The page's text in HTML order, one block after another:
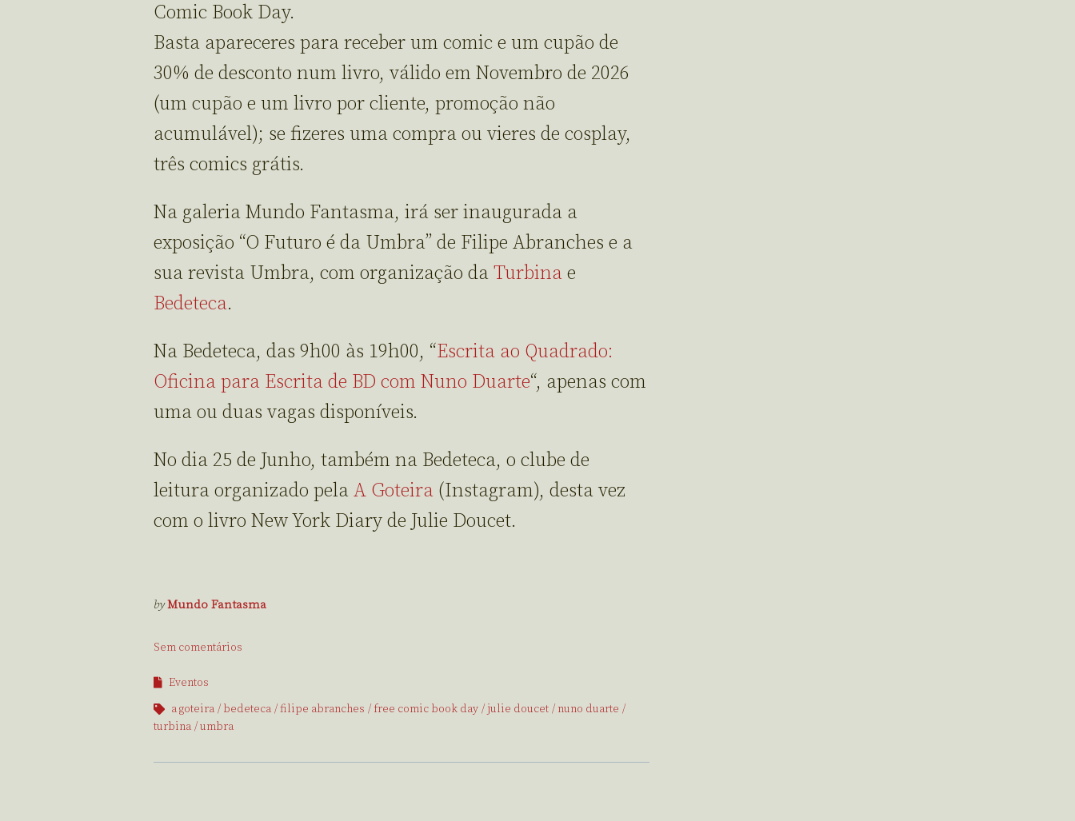
Comic Book Day.
Basta apareceres para receber um comic e um cupão de
30% de desconto num livro, válido em Novembro de 2026
(um cupão e um livro por cliente, promoção não
acumulável); se fizeres uma compra ou vieres de cosplay,
três comics grátis.
Na galeria Mundo Fantasma, irá ser inaugurada a
exposição “O Futuro é da Umbra” de Filipe Abranches e a
sua revista Umbra, com organização da Turbina e
Bedeteca.
Na Bedeteca, das 9h00 às 19h00, “Escrita ao Quadrado:
Oficina para Escrita de BD com Nuno Duarte“, apenas com
uma ou duas vagas disponíveis.
No dia 25 de Junho, também na Bedeteca, o clube de
leitura organizado pela A Goteira (Instagram), desta vez
com o livro New York Diary de Julie Doucet.
byMundo Fantasma
Sem comentários
Eventos
a goteira
bedeteca filipe abranches free comic book day julie doucet
nuno duarte
turbina
umbra